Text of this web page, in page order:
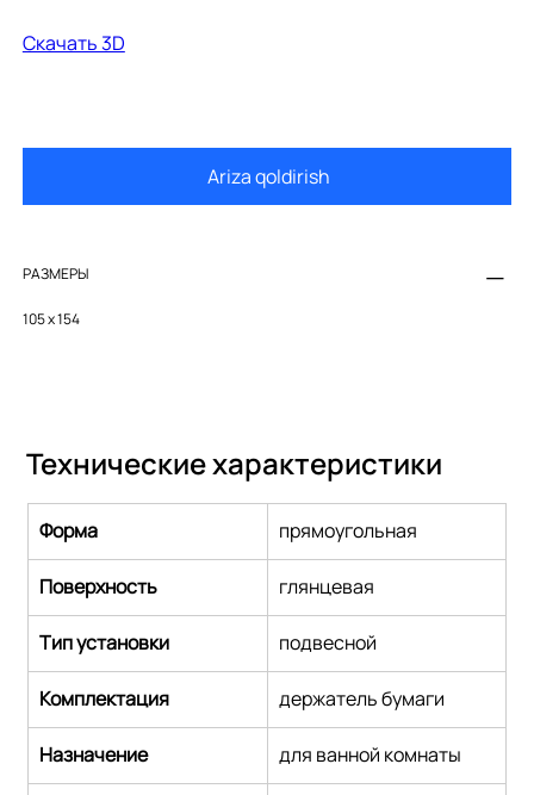
Cкачать 3D
Ariza qoldirish
РАЗМЕРЫ
105 x 154
Технические характеристики
Форма прямоугольная
Поверхность глянцевая
Тип установки подвесной
Комплектация держатель бумаги
Назначение для ванной комнаты